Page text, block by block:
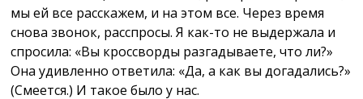
мы ей все расскажем, и на этом все. Через время
снова звонок, расспросы. Я как-то не выдержала и
спросила: «Вы кроссворды разгадываете, что ли?»
Она удивленно ответила: «Да, а как вы догадались?»
(Смеется.) И такое было у нас.